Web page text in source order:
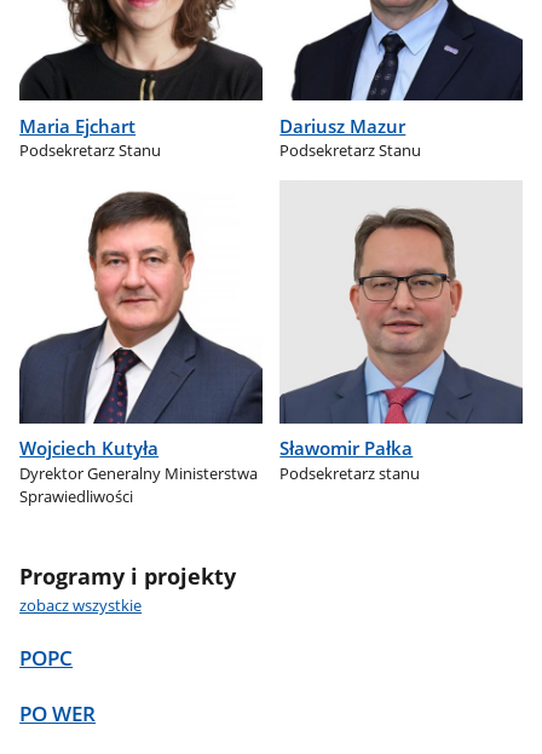
Maria Ejchart
Podsekretarz Stanu
Dariusz Mazur
Podsekretarz Stanu
Wojciech Kutyła
Dyrektor Generalny Ministerstwa
Sprawiedliwości
Sławomir Pałka
Podsekretarz stanu
Programy i projekty
zobacz wszystkie
POPC
PO WER